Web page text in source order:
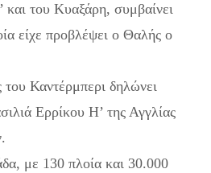
και του Κυαξάρη, συμβαίνει
είχε προβλέψει ο Θαλής ο
Καντέρμπερι δηλώνει
Ερρίκου Η’ της Αγγλίας
με 130 πλοία και 30.000